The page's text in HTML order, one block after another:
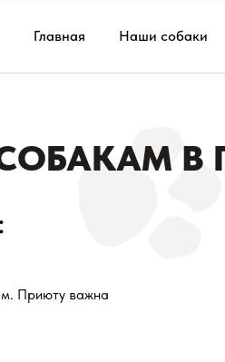
Главная Наши собаки
В
Приюту важна